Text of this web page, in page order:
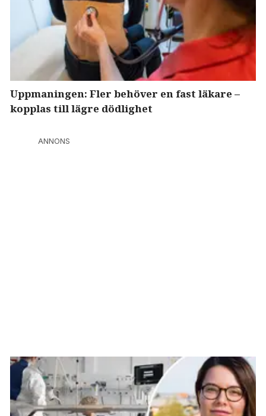
Uppmaningen: Fler behöver en fast läkare –
kopplas till lägre dödlighet
ANNONS